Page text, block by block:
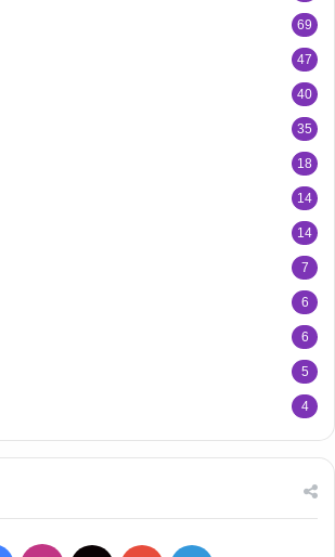
69
47
40
35
18
14
14
7
6
6
5
4